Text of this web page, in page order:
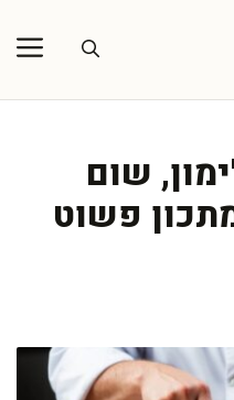
שום
פשוט